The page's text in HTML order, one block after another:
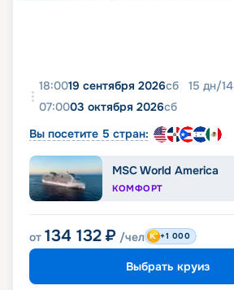
18:0019 сентября 2026сб 15 дн/14
07:0003 октября 2026сб
Вы посетите 5 стран:
MSC World America
КОМФОРТ
от 134 132 ₽ /чел +1 000
Выбрать круиз